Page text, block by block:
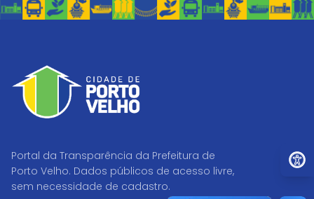
Portal da Transparência da Prefeitura de
Porto Velho. Dados públicos de acesso livre,
sem necessidade de cadastro.
Ir